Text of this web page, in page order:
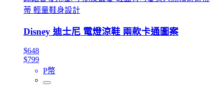
蒂 輕量鞋身設計
Disney 迪士尼 電燈涼鞋 兩款卡通圖案
$648
$799
P幣